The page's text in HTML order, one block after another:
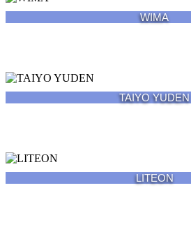
WIMA
TAIYO YUDEN
LITEON